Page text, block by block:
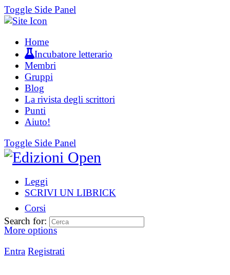
Toggle Side Panel
Home
Incubatore letterario
Membri
Gruppi
Blog
La rivista degli scrittori
Punti
Aiuto!
Toggle Side Panel
Leggi
SCRIVI UN LIBRICK
Corsi
More options
Entra Registrati
Search for: